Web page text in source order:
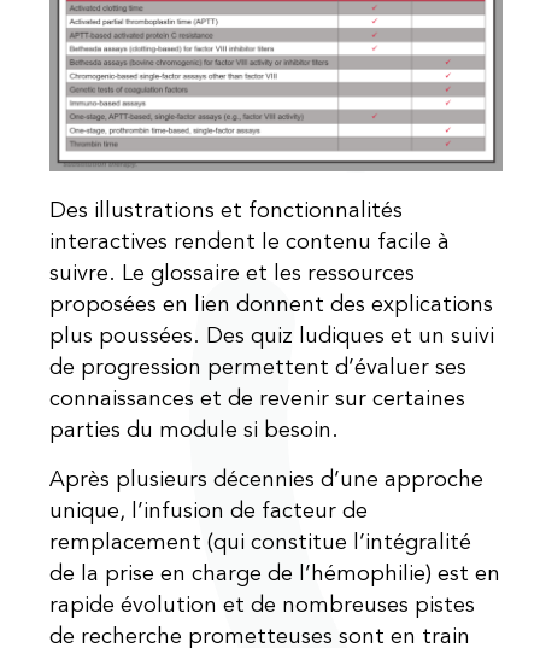
Des illustrations et fonctionnalités
interactives rendent le contenu facile à
suivre. Le glossaire et les ressources
proposées en lien donnent des explications
plus poussées. Des quiz ludiques et un suivi
de progression permettent d’évaluer ses
connaissances et de revenir sur certaines
parties du module si besoin.
Après plusieurs décennies d’une approche
unique, l’infusion de facteur de
remplacement (qui constitue l’intégralité
de la prise en charge de l’hémophilie) est en
rapide évolution et de nombreuses pistes
de recherche prometteuses sont en train